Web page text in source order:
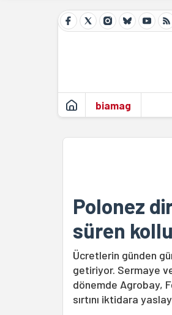
biamag
Polonez
süren
Ücretlerin günden
getiriyor. Sermaye
dönemde Agrobay,
sırtını iktidara